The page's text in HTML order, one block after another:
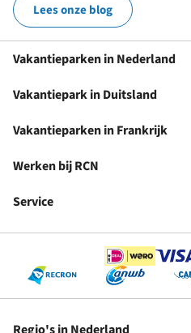
Lees onze blog
Vakantieparken in Nederland
Vakantiepark in Duitsland
Vakantieparken in Frankrijk
Werken bij RCN
Service